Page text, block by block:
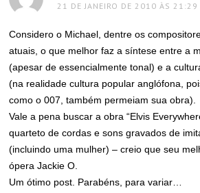
21 DE JANEIRO DE 2010 ÀS 21:29
Considero o Michael, dentre os
atuais, o que melhor faz a síntese entre a
(apesar de essencialmente tonal) e a
(na realidade cultura popular anglófona,
como o 007, também permeiam sua obra).
Vale a pena buscar a obra “Elvis
quarteto de cordas e sons gravados de
(incluindo uma mulher) – creio que seu
ópera Jackie O.
Um ótimo post. Parabéns, para variar…